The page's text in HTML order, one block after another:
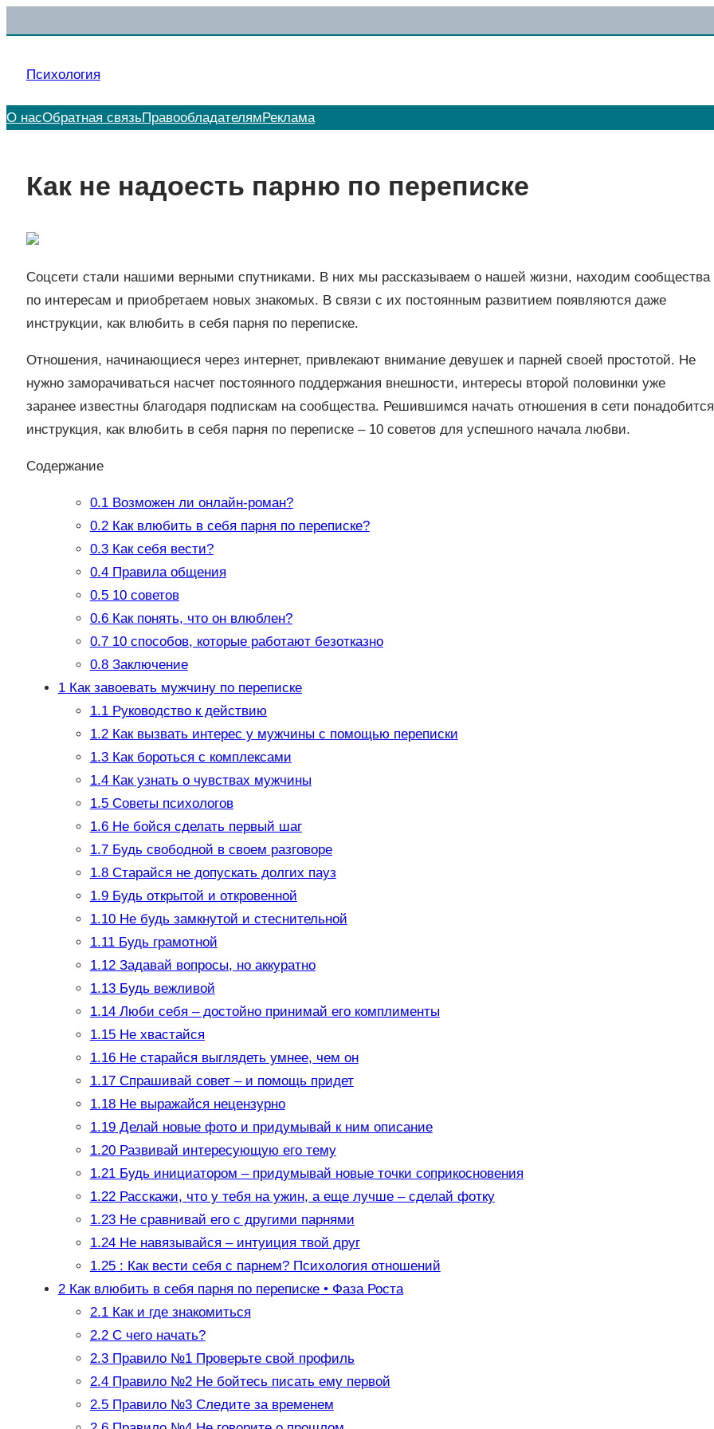
к
Психология
О насОбратная связьПравообладателям Реклама
Как не надоесть парню по переписке
Соцсети стали нашими верными спутниками. В них мы рассказываем о нашей жизни, находим сообщества
по интересам и приобретаем новых знакомых. В связи с их постоянным развитием появляются даже
инструкции, как влюбить в себя парня по переписке.
Отношения, начинающиеся через интернет, привлекают внимание девушек и парней своей простотой. Не
нужно заморачиваться насчет постоянного поддержания внешности, интересы второй половинки уже
заранее известны благодаря подпискам на сообщества. Решившимся начать отношения в сети понадобится
инструкция, как влюбить в себя парня по переписке – 10 советов для успешного начала любви.
Содержание
0.1Возможен ли онлайн-роман?
0.2Как влюбить в себя парня по переписке?
0.3Как себя вести?
0.4Правила общения
0.510 советов
0.6Как понять, что он влюблен?
0.710 способов, которые работают безотказно
0.8Заключение
1Как завоевать мужчину по переписке
1.1Руководство к действию
1.2Как вызвать интерес у мужчины с помощью переписки
1.3Как бороться с комплексами
1.4Как узнать о чувствах мужчины
1.5Советы психологов
1.6Не бойся сделать первый шаг
1.7Будь свободной в своем разговоре
1.8Старайся не допускать долгих пауз
1.9Будь открытой и откровенной
1.10Не будь замкнутой и стеснительной
1.11Будь грамотной
1.12Задавай вопросы, но аккуратно
1.13Будь вежливой
1.14Люби себя – достойно принимай его комплименты
1.15Не хвастайся
1.16Не старайся выглядеть умнее, чем он
1.17Спрашивай совет – и помощь придет
1.18Не выражайся нецензурно
1.19Делай новые фото и придумывай к ним описание
1.20Развивай интересующую его тему
1.21Будь инициатором – придумывай новые точки соприкосновения
1.22Расскажи, что у тебя на ужин, а еще лучше – сделай фотку
1.23Не сравнивай его с другими парнями
1.24Не навязывайся – интуиция твой друг
1.25: Как вести себя с парнем? Психология отношений
2Как влюбить в себя парня по переписке • Фаза Роста
2.1Как и где знакомиться
2.2С чего начать?
2.3Правило №1 Проверьте свой профиль
2.4Правило №2 Не бойтесь писать ему первой
2.5Правило №3 Следите за временем